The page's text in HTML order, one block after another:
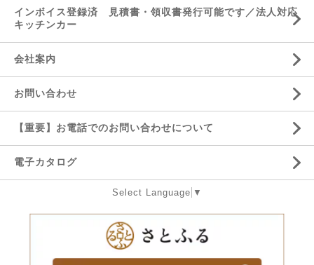
インボイス登録済 見積書・領収書発行可能です／法人対応
キッチンカー
会社案内
お問い合わせ
【重要】お電話でのお問い合わせについて
電子カタログ
Select Language ▼